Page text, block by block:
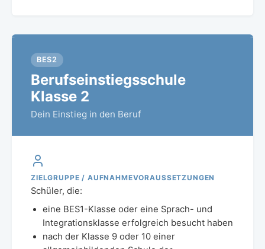
BES2
Berufseinstiegsschule
Klasse 2
Dein Einstieg in den Beruf
ZIELGRUPPE / AUFNAHMEVORAUSSETZUNGEN
Schüler, die:
eine BES1-Klasse oder eine Sprach- und
Integrationsklasse erfolgreich besucht haben
nach der Klasse 9 oder 10 einer